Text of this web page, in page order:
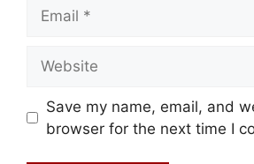
Save my name, email, and
browser for the next time I